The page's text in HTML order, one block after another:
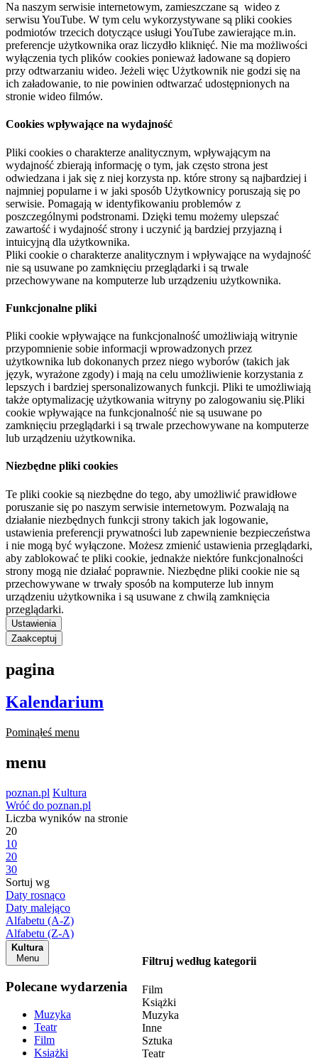
Na naszym serwisie internetowym, zamieszczane są wideo z
serwisu YouTube. W tym celu wykorzystywane są pliki cookies
podmiotów trzecich dotyczące usługi YouTube zawierające m.in.
preferencje użytkownika oraz liczydło kliknięć. Nie ma możliwości
wyłączenia tych plików cookies ponieważ ładowane są dopiero
przy odtwarzaniu wideo. Jeżeli więc Użytkownik nie godzi się na
ich załadowanie, to nie powinien odtwarzać udostępnionych na
stronie wideo filmów.
Cookies wpływające na wydajność
Pliki cookies o charakterze analitycznym, wpływającym na
wydajność zbierają informację o tym, jak często strona jest
odwiedzana i jak się z niej korzysta np. które strony są najbardziej i
najmniej popularne i w jaki sposób Użytkownicy poruszają się po
serwisie. Pomagają w identyfikowaniu problemów z
poszczególnymi podstronami. Dzięki temu możemy ulepszać
zawartość i wydajność strony i uczynić ją bardziej przyjazną i
intuicyjną dla użytkownika.
Pliki cookie o charakterze analitycznym i wpływające na wydajność
nie są usuwane po zamknięciu przeglądarki i są trwale
przechowywane na komputerze lub urządzeniu użytkownika.
Funkcjonalne pliki
Pliki cookie wpływające na funkcjonalność umożliwiają witrynie
przypomnienie sobie informacji wprowadzonych przez
użytkownika lub dokonanych przez niego wyborów (takich jak
język, wyrażone zgody) i mają na celu umożliwienie korzystania z
lepszych i bardziej spersonalizowanych funkcji. Pliki te umożliwiają
także optymalizację użytkowania witryny po zalogowaniu się.Pliki
cookie wpływające na funkcjonalność nie są usuwane po
zamknięciu przeglądarki i są trwale przechowywane na komputerze
lub urządzeniu użytkownika.
Niezbędne pliki cookies
Te pliki cookie są niezbędne do tego, aby umożliwić prawidłowe
poruszanie się po naszym serwisie internetowym. Pozwalają na
działanie niezbędnych funkcji strony takich jak logowanie,
ustawienia preferencji prywatności lub zapewnienie bezpieczeństwa
i nie mogą być wyłączone. Możesz zmienić ustawienia przeglądarki,
aby zablokować te pliki cookie, jednakże niektóre funkcjonalności
strony mogą nie działać poprawnie. Niezbędne pliki cookie nie są
przechowywane w trwały sposób na komputerze lub innym
urządzeniu użytkownika i są usuwane z chwilą zamknięcia
przeglądarki.
Ustawienia
Zaakceptuj
pagina
Kalendarium
Pominąłeś menu
menu
poznan.pl Kultura
Wróć do poznan.pl
Liczba wyników na stronie
20
10
20
30
Sortuj wg
Daty rosnąco
Daty malejąco
Alfabetu (A-Z)
Alfabetu (Z-A)
Kultura
Menu
Polecane wydarzenia
Muzyka
Teatr
Film
Książki
Filtruj według kategorii
Film
Książki
Muzyka
Inne
Sztuka
Teatr